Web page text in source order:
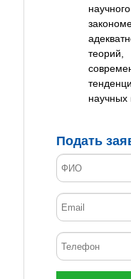
научных
Подать